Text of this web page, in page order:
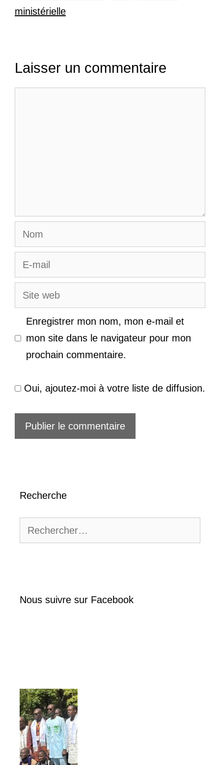
ministérielle
Laisser un commentaire
Nom
E-
mail
Site
web
Enregistrer mon nom, mon e-mail et
mon site dans le navigateur pour mon
prochain commentaire.
Oui, ajoutez-moi à votre liste de diffusion.
Recherche
Nous suivre sur Facebook